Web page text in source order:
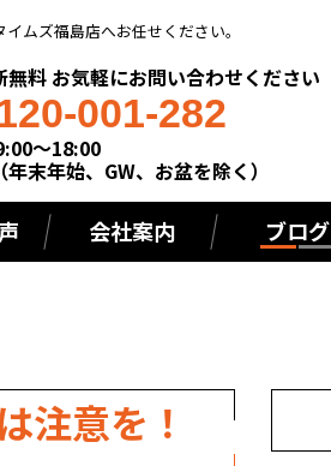
ムズ福島店へお任せください。
無料 お気軽にお問い合わせください
001-282
～18:00
末年始、GW、お盆を除く）
会社案内 ブログ
注意を！